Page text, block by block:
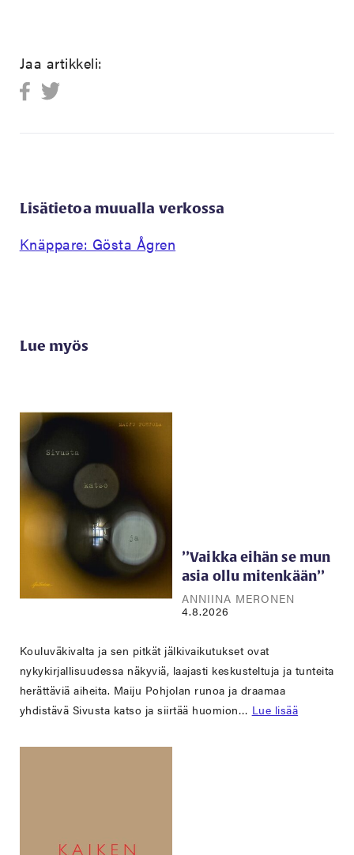
Jaa artikkeli:
Lisätietoa muualla verkossa
Knäppare: Gösta Ågren
Lue myös
’’Vaikka eihän se mun
asia ollu mitenkään’’
ANNIINA MERONEN
4.8.2026
Kouluväkivalta ja sen pitkät jälkivaikutukset ovat
nykykirjallisuudessa näkyviä, laajasti keskusteltuja ja tunteita
herättäviä aiheita. Maiju Pohjolan runoa ja draamaa
yhdistävä Sivusta katso ja siirtää huomion… Lue lisää